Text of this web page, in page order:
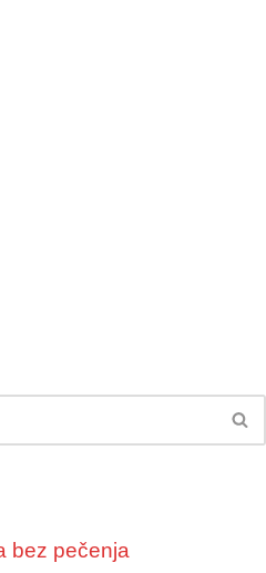
bez pečenja